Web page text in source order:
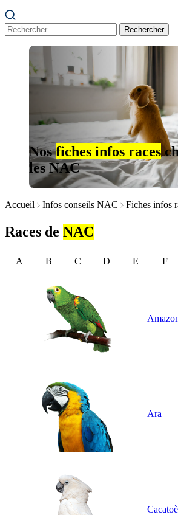
Rechercher
Nosfiches infos races
les NAC
Accueil Infos conseils NAC Fiches infos
Races de NAC
A B C D E F
Ara